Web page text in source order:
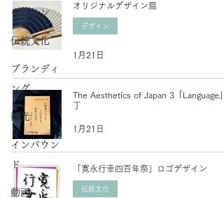
ーション
伝統文化
ブランディ
ング
観光
インバウン
ド
動画
オリジナルデザイン扇
デザイン
1月21日
The Aesthetics of Japan 3「Language
丁
1月21日
「寛永行幸四百年祭」ロゴデザイン
伝統文化